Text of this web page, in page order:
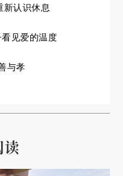
新认识休息
见爱的温度
与孝
读